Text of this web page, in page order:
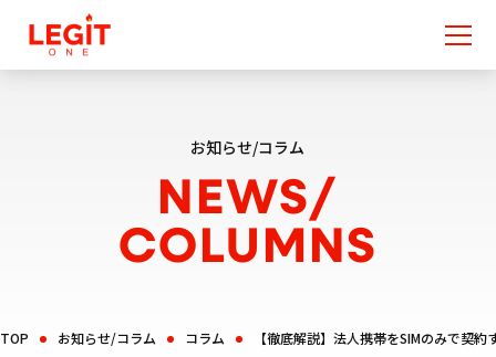
お知らせ/コラム
NEWS/
COLUMNS
TOP お知らせ/コラム コラム 【徹底解説】法人携帯をSIMのみで契